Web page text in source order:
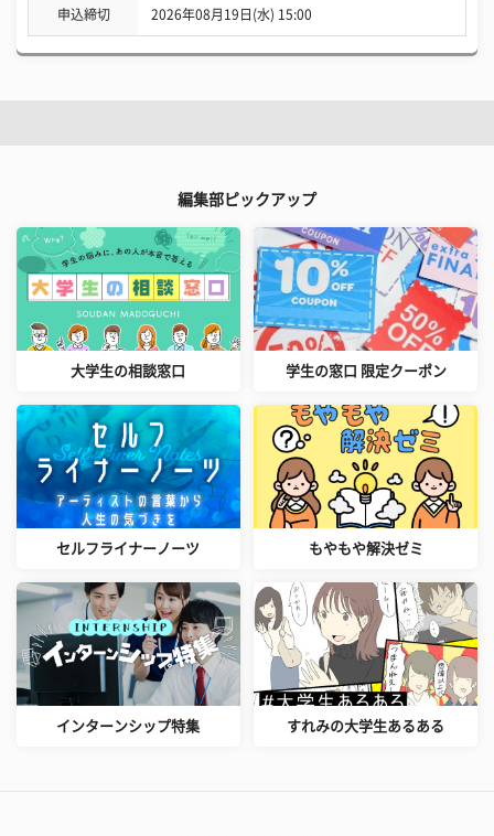
申込締切 2026年08月19日(水) 15:00
編集部ピックアップ
大学生の相談窓口 学生の窓口 限定クーポン
セルフライナーノーツ もやもや解決ゼミ
インターンシップ特集 すれみの大学生あるある